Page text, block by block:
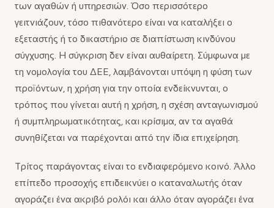
των αγαθών ή υπηρεσιών. Όσο περισσότερο
γειτνιάζουν, τόσο πιθανότερο είναι να καταλήξει ο
εξεταστής ή το δικαστήριο σε διαπίστωση κινδύνου
σύγχυσης. Η σύγκριση δεν είναι αυθαίρετη. Σύμφωνα με
τη νομολογία του ΔΕΕ, λαμβάνονται υπόψη η φύση των
προϊόντων, η χρήση για την οποία ενδείκνυνται, ο
τρόπος που γίνεται αυτή η χρήση, η σχέση ανταγωνισμού
ή συμπληρωματικότητας, και κρίσιμα, αν τα αγαθά
συνηθίζεται να παρέχονται από την ίδια επιχείρηση.
Τρίτος παράγοντας είναι το ενδιαφερόμενο κοινό. Άλλο
επίπεδο προσοχής επιδεικνύει ο καταναλωτής όταν
αγοράζει ένα ακριβό ρολόι και άλλο όταν αγοράζει ένα